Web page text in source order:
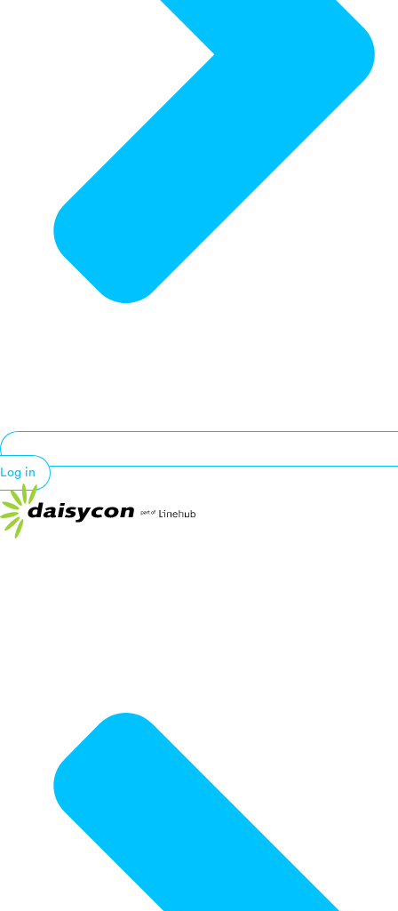
Log in